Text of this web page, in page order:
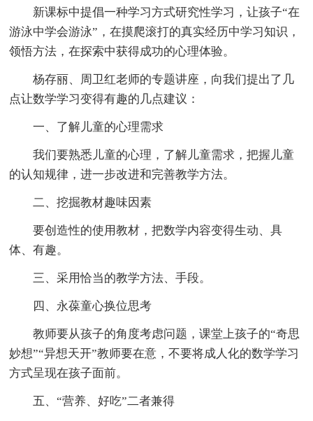
新课标中提倡一种学习方式研究性学习，让孩子“在
游泳中学会游泳”，在摸爬滚打的真实经历中学习知识，
领悟方法，在探索中获得成功的心理体验。
杨存丽、周卫红老师的专题讲座，向我们提出了几
点让数学学习变得有趣的几点建议：
一、了解儿童的心理需求
我们要熟悉儿童的心理，了解儿童需求，把握儿童
的认知规律，进一步改进和完善教学方法。
二、挖掘教材趣味因素
要创造性的使用教材，把数学内容变得生动、具
体、有趣。
三、采用恰当的教学方法、手段。
四、永葆童心换位思考
教师要从孩子的角度考虑问题，课堂上孩子的“奇思
妙想”“异想天开”教师要在意，不要将成人化的数学学习
方式呈现在孩子面前。
五、“营养、好吃”二者兼得